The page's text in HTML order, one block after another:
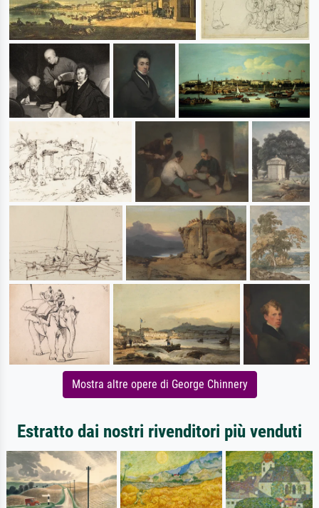
Mostra altre opere di George Chinnery
Estratto dai nostri rivenditori più venduti